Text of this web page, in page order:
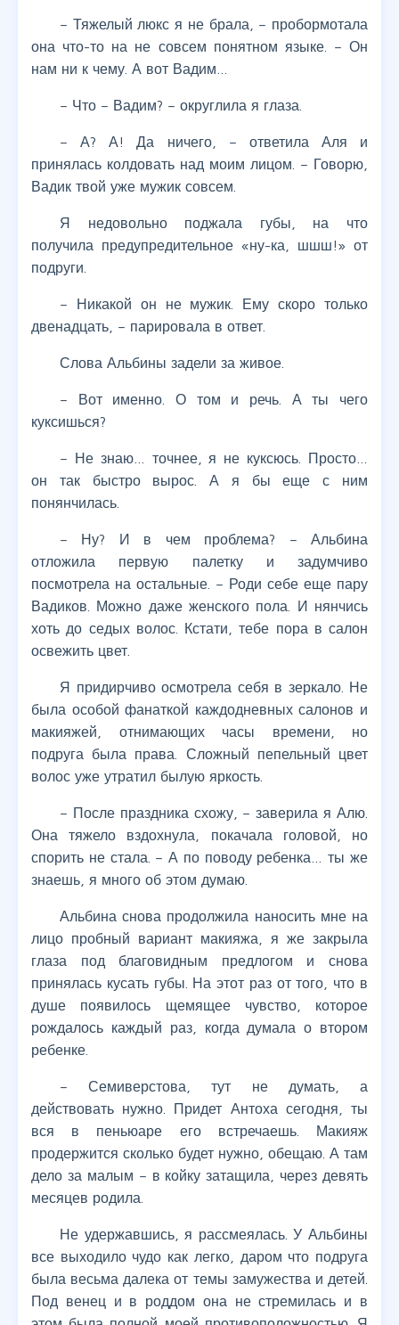
– Тяжелый люкс я не брала, – пробормотала
она что-то на не совсем понятном языке. – Он
нам ни к чему. А вот Вадим…
– Что – Вадим? – округлила я глаза.
– А? А! Да ничего, – ответила Аля и
принялась колдовать над моим лицом. – Говорю,
Вадик твой уже мужик совсем.
Я недовольно поджала губы, на что
получила предупредительное «ну-ка, шшш!» от
подруги.
– Никакой он не мужик. Ему скоро только
двенадцать, – парировала в ответ.
Слова Альбины задели за живое.
– Вот именно. О том и речь. А ты чего
куксишься?
– Не знаю… точнее, я не куксюсь. Просто…
он так быстро вырос. А я бы еще с ним
понянчилась.
– Ну? И в чем проблема? – Альбина
отложила первую палетку и задумчиво
посмотрела на остальные. – Роди себе еще пару
Вадиков. Можно даже женского пола. И нянчись
хоть до седых волос. Кстати, тебе пора в салон
освежить цвет.
Я придирчиво осмотрела себя в зеркало. Не
была особой фанаткой каждодневных салонов и
макияжей, отнимающих часы времени, но
подруга была права. Сложный пепельный цвет
волос уже утратил былую яркость.
– После праздника схожу, – заверила я Алю.
Она тяжело вздохнула, покачала головой, но
спорить не стала. – А по поводу ребенка… ты же
знаешь, я много об этом думаю.
Альбина снова продолжила наносить мне на
лицо пробный вариант макияжа, я же закрыла
глаза под благовидным предлогом и снова
принялась кусать губы. На этот раз от того, что в
душе появилось щемящее чувство, которое
рождалось каждый раз, когда думала о втором
ребенке.
– Семиверстова, тут не думать, а
действовать нужно. Придет Антоха сегодня, ты
вся в пеньюаре его встречаешь. Макияж
продержится сколько будет нужно, обещаю. А там
дело за малым – в койку затащила, через девять
месяцев родила.
Не удержавшись, я рассмеялась. У Альбины
все выходило чудо как легко, даром что подруга
была весьма далека от темы замужества и детей.
Под венец и в роддом она не стремилась и в